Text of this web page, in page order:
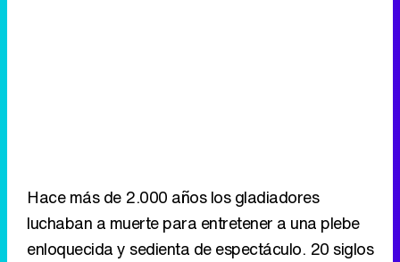
Hace más de 2.000 años los gladiadores
luchaban a muerte para entretener a una plebe
enloquecida y sedienta de espectáculo. 20 siglos